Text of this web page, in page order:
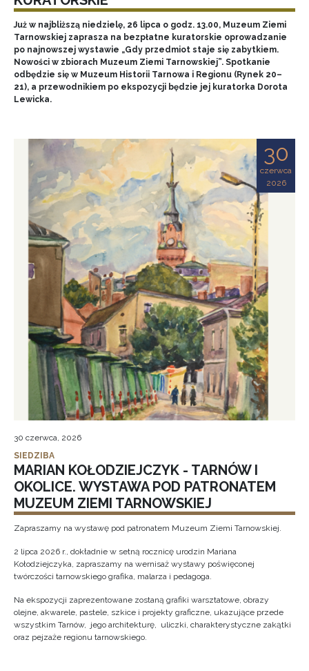
Już w najbliższą niedzielę, 26 lipca o godz. 13.00, Muzeum Ziemi
Tarnowskiej zaprasza na bezpłatne kuratorskie oprowadzanie
po najnowszej wystawie „Gdy przedmiot staje się zabytkiem.
Nowości w zbiorach Muzeum Ziemi Tarnowskiej”. Spotkanie
odbędzie się w Muzeum Historii Tarnowa i Regionu (Rynek 20–
21), a przewodnikiem po ekspozycji będzie jej kuratorka Dorota
Lewicka.
30
czerwca
2026
30 czerwca, 2026
SIEDZIBA
MARIAN KOŁODZIEJCZYK - TARNÓW I
OKOLICE. WYSTAWA POD PATRONATEM
MUZEUM ZIEMI TARNOWSKIEJ
Zapraszamy na wystawę pod patronatem Muzeum Ziemi Tarnowskiej.
2 lipca 2026 r., dokładnie w setną rocznicę urodzin Mariana
Kołodziejczyka, zapraszamy na wernisaż wystawy poświęconej
twórczości tarnowskiego grafika, malarza i pedagoga.
Na ekspozycji zaprezentowane zostaną grafiki warsztatowe, obrazy
olejne, akwarele, pastele, szkice i projekty graficzne, ukazujące przede
wszystkim Tarnów, jego architekturę, uliczki, charakterystyczne zakątki
oraz pejzaże regionu tarnowskiego.